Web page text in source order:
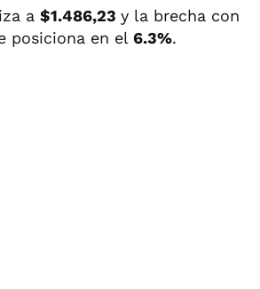
a $1.486,23 y la brecha con
posiciona en el 6.3%.